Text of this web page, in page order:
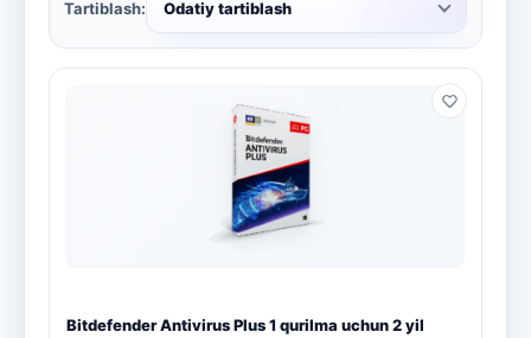
Tartiblash:
Odatiy tartiblash
Bitdefender Antivirus Plus 1 qurilma uchun 2 yil